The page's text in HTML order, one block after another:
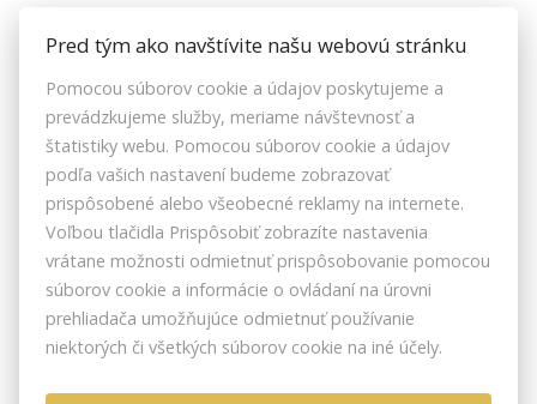
Facebook
Instagram
Youtube
ZRKS | ZDRUŽENIE REALITNÝCH KANCELÁRIÍ SLOVENSKA © 2026
BOSÁKOVA 7, 851 04 BRATISLAVA, SLOVENSKO
NASTAVENIE COOKIES
Pred tým ako navštívite našu webovú stránku
Pomocou súborov cookie a údajov poskytujeme a
prevádzkujeme služby, meriame návštevnosť a
štatistiky webu. Pomocou súborov cookie a údajov
podľa vašich nastavení budeme zobrazovať
prispôsobené alebo všeobecné reklamy na internete.
Voľbou tlačidla Prispôsobiť zobrazíte nastavenia
vrátane možnosti odmietnuť prispôsobovanie pomocou
súborov cookie a informácie o ovládaní na úrovni
prehliadača umožňujúce odmietnuť používanie
niektorých či všetkých súborov cookie na iné účely.